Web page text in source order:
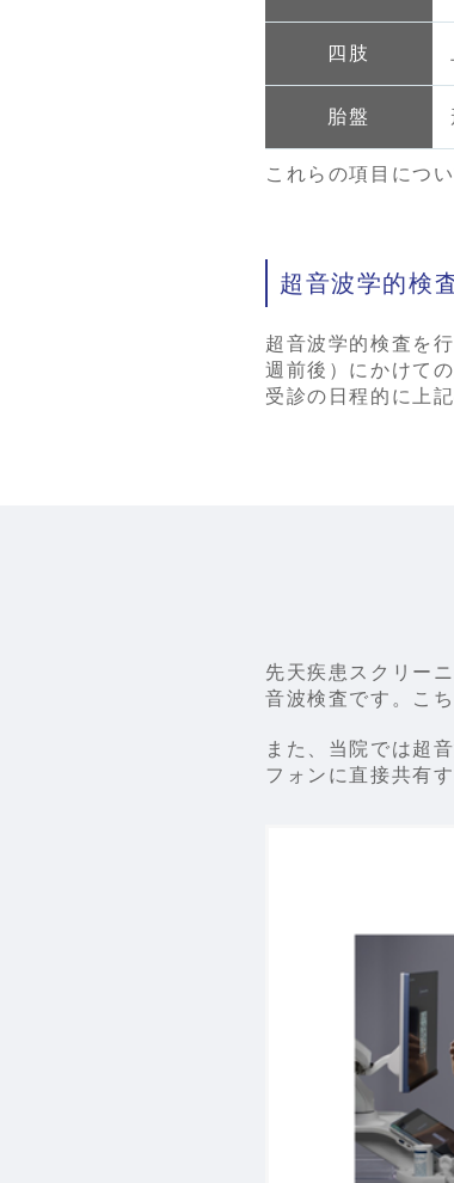
四肢
胎盤
これらの項目につ
超音波学的検
超音波学的検査を
週前後）にかけて
受診の日程的に上
先天疾患スクリー
音波検査です。こ
また、当院では超
フォンに直接共有